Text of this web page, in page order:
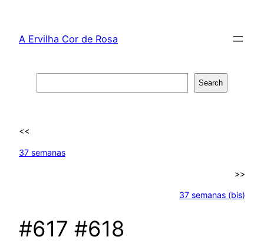
content
A Ervilha Cor de Rosa
Search
<<
37 semanas
>>
37 semanas (bis)
#617 #618